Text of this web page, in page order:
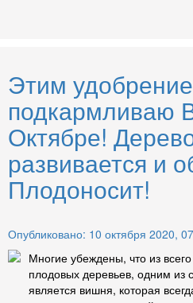
Этим
подкармливаю
Октябре!
развивается и
Плодоносит!
Опубликовано: 10 октября 2020,
Многие убеждены, что из
плодовых деревьев, одним из
является вишня, которая